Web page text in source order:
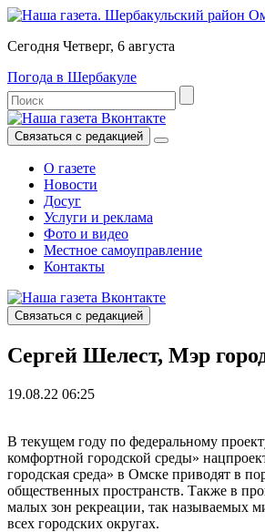
Сегодня Четверг, 6 августа
Погода в Шербакуле
Связаться с редакцией
О газете
Новости
Досуг
Услуги и реклама
Фото и видео
Местное самоуправление
Контакты
Связаться с редакцией
Сергей Шелест, Мэр
19.08.22 06:25
В текущем году по федеральному
комфортной городской среды»
городская среда» в Омске приводят в
общественных пространств. Также в
малых зон рекреации, так называемых
всех городских округах.